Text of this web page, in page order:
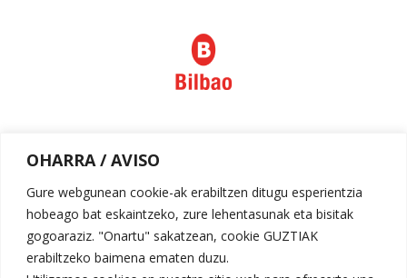
OHARRA / AVISO
Gure webgunean cookie-ak erabiltzen ditugu esperientzia
hobeago bat eskaintzeko, zure lehentasunak eta bisitak
gogoaraziz. "Onartu" sakatzean, cookie GUZTIAK
erabiltzeko baimena ematen duzu.
Política de privacidad